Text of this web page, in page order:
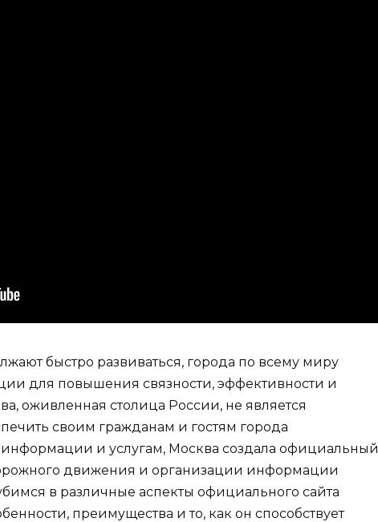
быстро развиваться, города по всему миру
для повышения связности, эффективности и
оживленная столица России, не является
своим гражданам и гостям города
информации и услугам, Москва создала официальный
движения и организации информации
в различные аспекты официального сайта
преимущества и то, как он способствует